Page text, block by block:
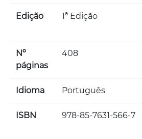
Edição 1ª Edição
Nº
páginas
408
Idioma Português
ISBN 978-85-7631-566-7